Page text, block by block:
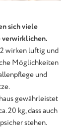
sich viele
verwirklichen.
wirken luftig und
Möglichkeiten
und
gewährleistet
20 kg, dass auch
stehen.